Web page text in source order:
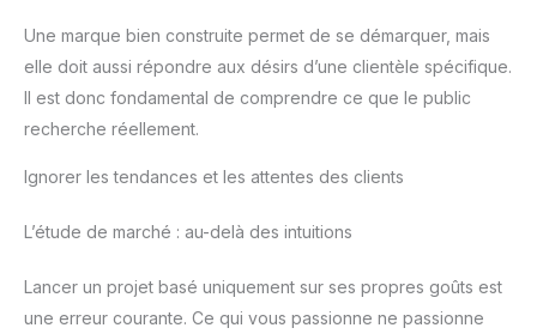
Une marque bien construite permet de se démarquer, mais
elle doit aussi répondre aux désirs d’une clientèle spécifique.
Il est donc fondamental de comprendre ce que le public
recherche réellement.
Ignorer les tendances et les attentes des clients
L’étude de marché : au-delà des intuitions
Lancer un projet basé uniquement sur ses propres goûts est
une erreur courante. Ce qui vous passionne ne passionne